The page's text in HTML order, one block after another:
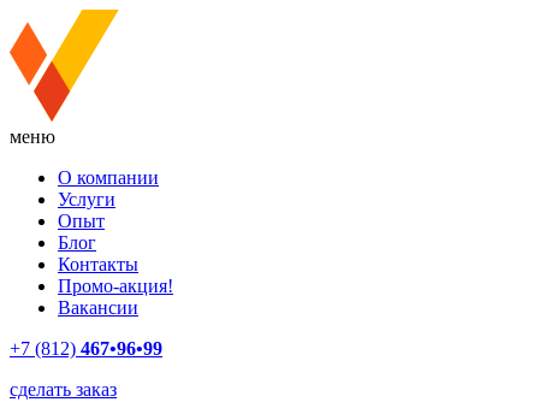
меню
О компании
Услуги
Опыт
Блог
Контакты
Промо-акция!
Вакансии
+7 (812) 467•96•99
сделать заказ